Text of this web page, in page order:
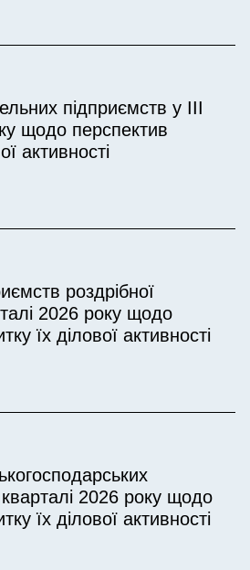
підприємств у IІІ
щодо перспектив
активності
роздрібної
2026 року щодо
їх ділової активності
2026 року щодо
їх ділової активності